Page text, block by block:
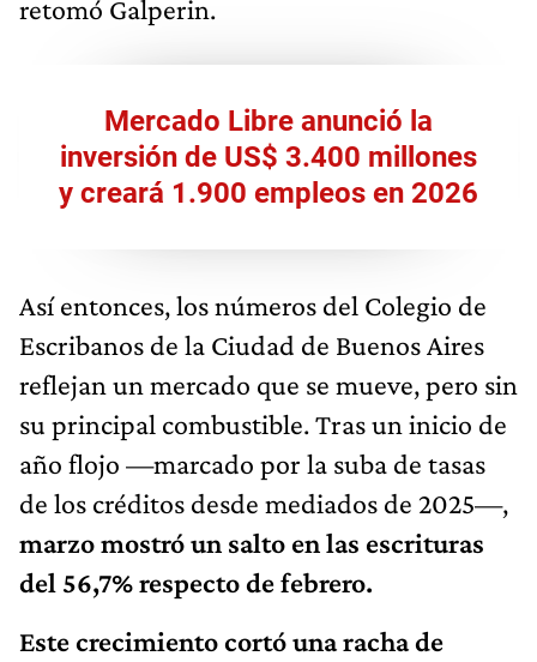
retomó Galperin.
Mercado Libre anunció la
inversión de US$ 3.400 millones
y creará 1.900 empleos en 2026
Así entonces, los números del Colegio de
Escribanos de la Ciudad de Buenos Aires
reflejan un mercado que se mueve, pero sin
su principal combustible. Tras un inicio de
año flojo —marcado por la suba de tasas
de los créditos desde mediados de 2025—,
marzo mostró un salto en las escrituras
del 56,7% respecto de febrero.
Este crecimiento cortó una racha de